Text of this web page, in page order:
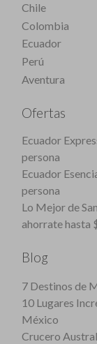
Chile
Colombia
Ecuador
Perú
Aventura
Ofertas
Ecuador
persona
Ecuador
persona
Lo Mejor de
ahorrate hasta
Blog
7 Destinos de
10 Lugares
México
Crucero